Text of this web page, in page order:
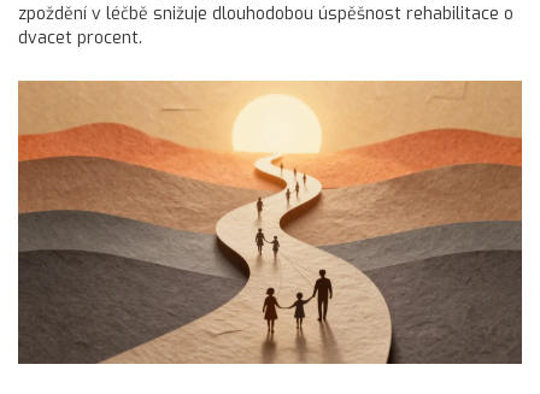
zpoždění v léčbě snižuje dlouhodobou úspěšnost rehabilitace o
dvacet procent.